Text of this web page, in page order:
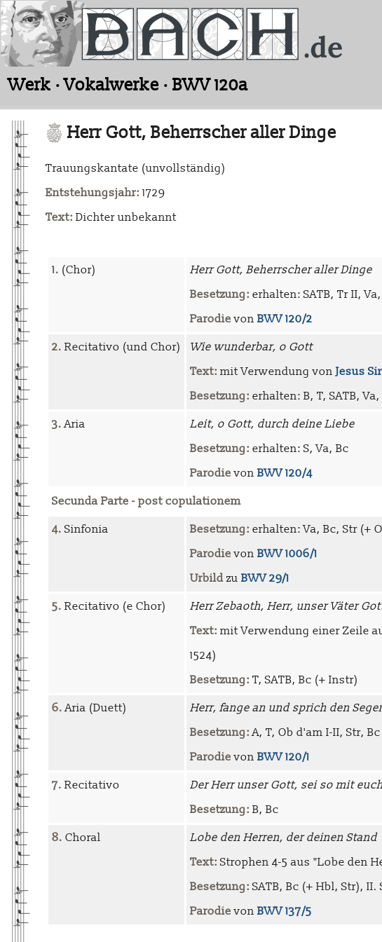
Werk · Vokalwerke · BWV 120a
Herr Gott, Beherrscher aller Dinge
Trauungskantate (unvollständig)
Entstehungsjahr: 1729
Text: Dichter unbekannt
1. (Chor)
Herr Gott, Beherrscher aller Dinge
Besetzung: erhalten: SATB, Tr II,
Parodie von BWV 120/2
2. Recitativo (und Chor)
Wie wunderbar, o Gott
Text: mit Verwendung vonJesus
Besetzung: erhalten: B, T, SATB, Va,
3.Aria
Leit, o Gott, durch deine Liebe
Besetzung: erhalten: S, Va, Bc
Parodie von BWV 120/4
Secunda Parte - post copulationem
4. Sinfonia Besetzung: erhalten: Va, Bc, Str (+
Parodie von BWV 1006/1
Urbild zu BWV 29/1
5. Recitativo (e Chor)
Herr Zebaoth, Herr, unser Väter
Text: mit Verwendung einer Zeile
1524)
Besetzung: T, SATB, Bc (+ Instr)
6.Aria (Duett)
Herr, fange an und sprich den
Besetzung:A, T, Ob d'am I-II, Str, Bc
Parodie von BWV 120/1
7. Recitativo
Der Herr unser Gott, sei so mit
Besetzung: B, Bc
8. Choral
Lobe den Herren, der deinen Stand
Text: Strophen 4-5 aus "Lobe den
Besetzung: SATB, Bc (+ Hbl, Str),
Parodie von BWV 137/5